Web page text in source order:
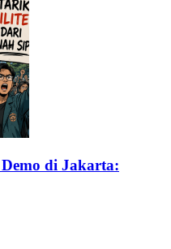
di Jakarta: